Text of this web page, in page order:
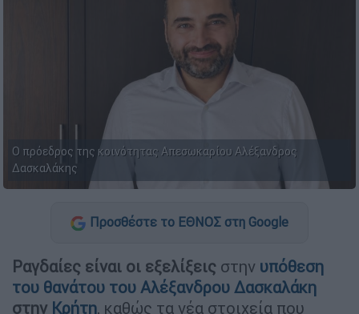
Ο πρόεδρος της κοινότητας Απεσωκαρίου Αλέξανδρος
Δασκαλάκης
Προσθέστε το ΕΘΝΟΣ στη Google
Ραγδαίες είναι οι εξελίξεις στην υπόθεση
του θανάτου του Αλέξανδρου Δασκαλάκη
στην Κρήτη, καθώς τα νέα στοιχεία που